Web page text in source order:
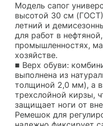
Модель сапог
высотой 30 см
летний и
для работ в
промышленностях,
хозяйстве.
■ Верх обуви:
выполнена из
толщиной 2,0 мм), а
трехслойной кирзы,
защищает ноги от
Ремешок для